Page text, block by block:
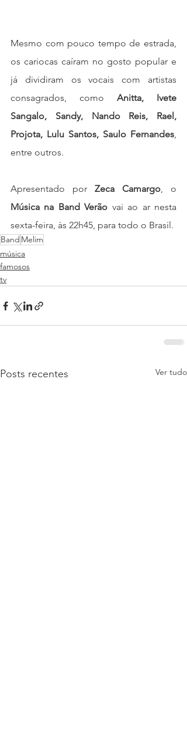
Mesmo com pouco tempo de estrada,
os cariocas caíram no gosto popular e
já dividiram os vocais com artistas
consagrados, como Anitta, Ivete
Sangalo, Sandy, Nando Reis, Rael,
Projota, Lulu Santos, Saulo Fernandes,
entre outros.
Apresentado por Zeca Camargo, o
Música na Band Verão vai ao ar nesta
sexta-feira, às 22h45, para todo o Brasil.
Band Melim
música
famosos
tv
Posts recentes Ver tudo